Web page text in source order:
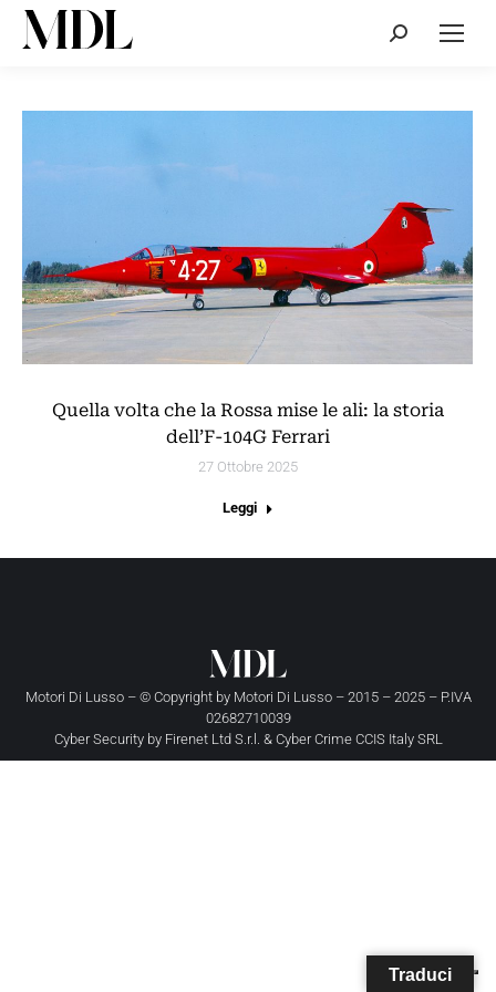
Cerca:
Quella volta che la Rossa mise le ali: la storia
dell’F-104G Ferrari
27 Ottobre 2025
Leggi
Motori Di Lusso – © Copyright by Motori Di Lusso– 2015 – 2025 – P.IVA
02682710039
Cyber Security by Firenet Ltd S.r.l. & Cyber Crime CCIS Italy SRL
Traduci